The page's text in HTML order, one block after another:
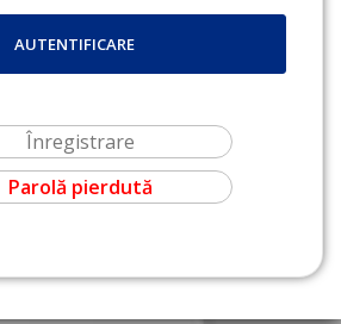
Înregistrare
Parolă pierdută